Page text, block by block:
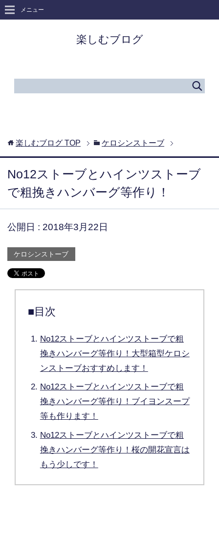
楽しむブログ
メニュー
楽しむブログ TOP ケロシンストーブ
No12ストーブとハインツストーブ
で粗挽きハンバーグ等作り！
公開日 : 2018年3月22日
ケロシンストーブ
■目次
No12ストーブとハインツストーブで粗
挽きハンバーグ等作り！大型箱型ケロシ
ンストーブおすすめします！
No12ストーブとハインツストーブで粗
挽きハンバーグ等作り！ブイヨンスープ
等も作ります！
No12ストーブとハインツストーブで粗
挽きハンバーグ等作り！桜の開花宣言は
もう少しです！